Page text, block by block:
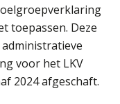
toepassen. Deze
voor het LKV
2024 afgeschaft.
Cursus Van salarisadministrateur naar beloningsadviseur (basis)
Online cursus Wwft voor salarisadministrateurs (inclusief praktijkmodellen)